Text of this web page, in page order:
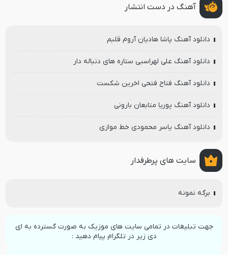
آهنگ در دست انتشار
دانلود آهنگ پاشا هادیان آروم قلبم
دانلود آهنگ علی لهراسبی ستاره های دنباله دار
دانلود آهنگ فتاح فتحی اخرین شکست
دانلود آهنگ پوریا متابعان بارونی
دانلود آهنگ یاسر محمودی خط موازی
سایت های پرطرفدار
برگه نمونه
جهت تبلیغات در تمامی سایت های موزیک به صورت گسترده به ای
دی زیر در تلگرام پیام دهید :